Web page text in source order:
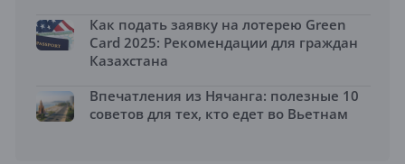
Как подать заявку на лотерею Green
Card 2025: Рекомендации для граждан
Казахстана
Впечатления из Нячанга: полезные 10
советов для тех, кто едет во Вьетнам